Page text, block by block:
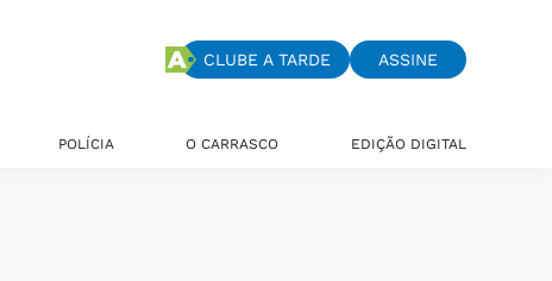
CLUBE A TARDE ASSINE
POLÍCIA O CARRASCO EDIÇÃO DIGITAL